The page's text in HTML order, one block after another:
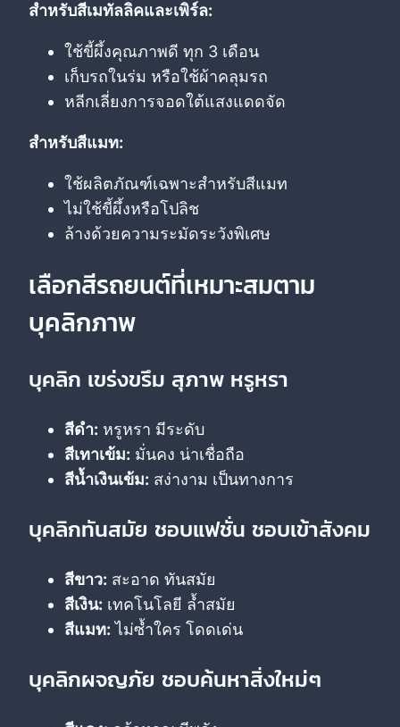
สำหรับสีเมทัลลิคและเพิร์ล:
ใช้ขี้ผึ้งคุณภาพดี ทุก 3 เดือน
เก็บรถในร่ม หรือใช้ผ้าคลุมรถ
หลีกเลี่ยงการจอดใต้แสงแดดจัด
สำหรับสีแมท:
ใช้ผลิตภัณฑ์เฉพาะสำหรับสีแมท
ไม่ใช้ขี้ผึ้งหรือโปลิช
ล้างด้วยความระมัดระวังพิเศษ
เลือกสีรถยนต์ที่เหมาะสมตาม
บุคลิกภาพ
บุคลิก เขร่งขรึม สุภาพ หรูหรา
สีดำ: หรูหรา มีระดับ
สีเทาเข้ม: มั่นคง น่าเชื่อถือ
สีน้ำเงินเข้ม: สง่างาม เป็นทางการ
บุคลิกทันสมัย ชอบแฟชั่น ชอบเข้าสังคม
สีขาว: สะอาด ทันสมัย
สีเงิน: เทคโนโลยี ล้ำสมัย
สีแมท: ไม่ซ้ำใคร โดดเด่น
บุคลิกผจญภัย ชอบค้นหาสิ่งใหม่ๆ